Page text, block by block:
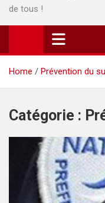
de tous !
Home Prévention du
Catégorie :